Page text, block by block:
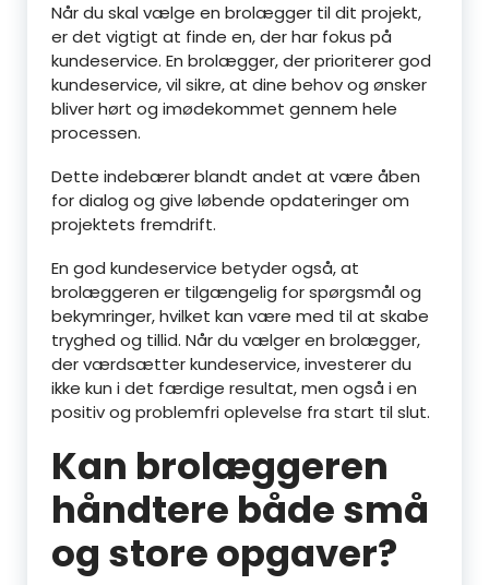
Når du skal vælge en brolægger til dit projekt,
er det vigtigt at finde en, der har fokus på
kundeservice. En brolægger, der prioriterer god
kundeservice, vil sikre, at dine behov og ønsker
bliver hørt og imødekommet gennem hele
processen.
Dette indebærer blandt andet at være åben
for dialog og give løbende opdateringer om
projektets fremdrift.
En god kundeservice betyder også, at
brolæggeren er tilgængelig for spørgsmål og
bekymringer, hvilket kan være med til at skabe
tryghed og tillid. Når du vælger en brolægger,
der værdsætter kundeservice, investerer du
ikke kun i det færdige resultat, men også i en
positiv og problemfri oplevelse fra start til slut.
Kan brolæggeren
håndtere både små
og store opgaver?